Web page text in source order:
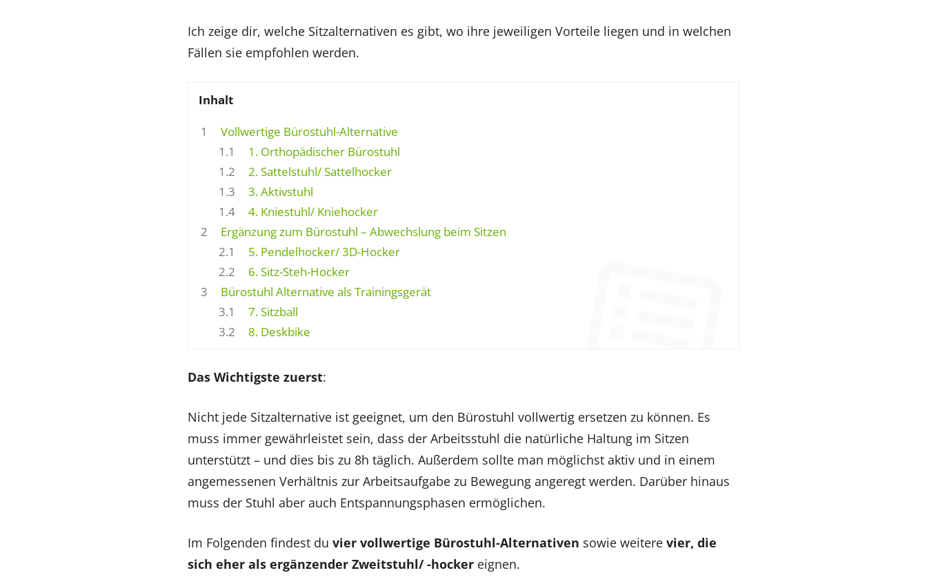
Ich zeige dir, welche Sitzalternativen es gibt, wo ihre jeweiligen Vorteile liegen und in welchen
Fällen sie empfohlen werden.
Inhalt
1
Vollwertige Bürostuhl-Alternative
1.1
1. Orthopädischer Bürostuhl
1.2
2. Sattelstuhl/ Sattelhocker
1.3
3. Aktivstuhl
1.4
4. Kniestuhl/ Kniehocker
2
Ergänzung zum Bürostuhl – Abwechslung beim Sitzen
2.1
5. Pendelhocker/ 3D-Hocker
2.2
6. Sitz-Steh-Hocker
3
Bürostuhl Alternative als Trainingsgerät
3.1
7. Sitzball
3.2
8. Deskbike
Das Wichtigste zuerst:
Nicht jede Sitzalternative ist geeignet, um den Bürostuhl vollwertig ersetzen zu können. Es
muss immer gewährleistet sein, dass der Arbeitsstuhl die natürliche Haltung im Sitzen
unterstützt – und dies bis zu 8h täglich. Außerdem sollte man möglichst aktiv und in einem
angemessenen Verhältnis zur Arbeitsaufgabe zu Bewegung angeregt werden. Darüber hinaus
muss der Stuhl aber auch Entspannungsphasen ermöglichen.
Im Folgenden findest du vier vollwertige Bürostuhl-Alternativen sowie weitere vier, die
sich eher als ergänzender Zweitstuhl/ -hocker eignen.